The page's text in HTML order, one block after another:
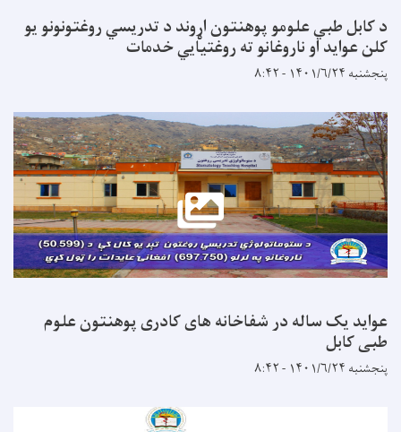
د کابل طبي علومو پوهنتون اړوند د تدریسي روغتونونو یو
کلن عواید او ناروغانو ته روغتيايي خدمات
پنجشنبه ۱۴۰۱/۶/۲۴ - ۸:۴۲
عواید یک ساله در شفاخانه های کادری پوهنتون علوم
طبی کابل
پنجشنبه ۱۴۰۱/۶/۲۴ - ۸:۴۲